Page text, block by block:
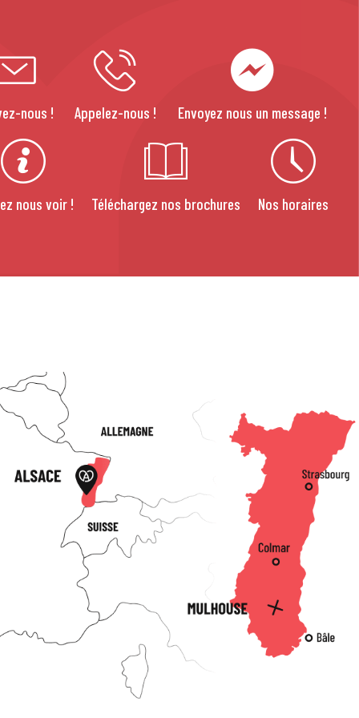
nous ! Appelez-nous ! Envoyez nous un message !
nous voir ! Téléchargez nos brochures Nos horaires